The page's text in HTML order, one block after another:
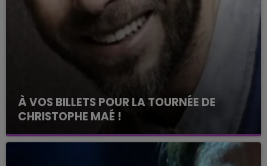
À VOS BILLETS POUR LA TOURNÉE DE
CHRISTOPHE MAÉ !